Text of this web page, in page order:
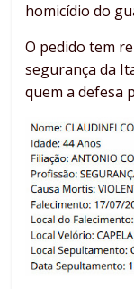
homicídio do
O pedido tem
segurança da
quem a defesa